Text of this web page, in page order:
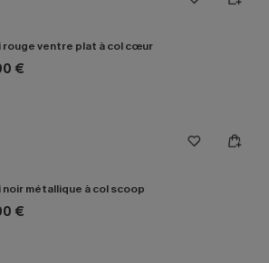
rouge ventre plat à col cœur
€
noir métallique à col scoop
€